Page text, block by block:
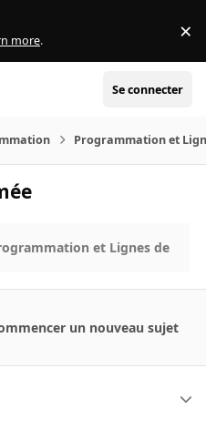
more. ×
Se connecter
Programmation et
et Lignes de
un nouveau sujet